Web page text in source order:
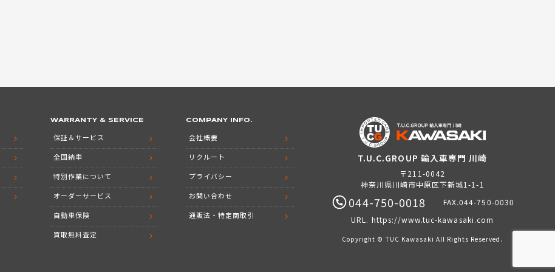
WARRANTY & SERVICE
保証＆サービス
全国納車
特別作業について
オーダーサービス
自動車保険
買取無料査定
COMPANY INFO.
会社概要
リクルート
プライバシー
お問い合わせ
通販法・特定商取引
T.U.C.GROUP 輸入車専門 川崎
〒211-0042
神奈川県川崎市中原区下新城1-1-1
044-750-0018
FAX.044-750-0030
URL. https://www.tuc-kawasaki.com
Copyright © TUC Kawasaki All Rights Reserved.